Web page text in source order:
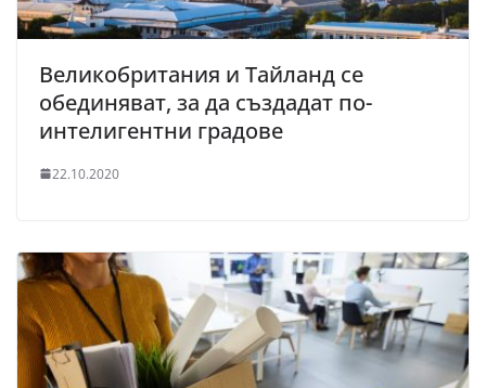
Великобритания и Тайланд се
обединяват, за да създадат по-
интелигентни градове
22.10.2020